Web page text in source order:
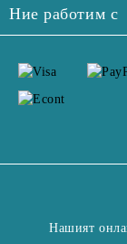
Ние работим с
Нашият